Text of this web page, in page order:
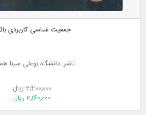
جمعیت شناسی کاربردی باCD
ناشر: دانشگاه بوعلی سینا
2٬400٬000 ریال
2٬160٬000 ریال